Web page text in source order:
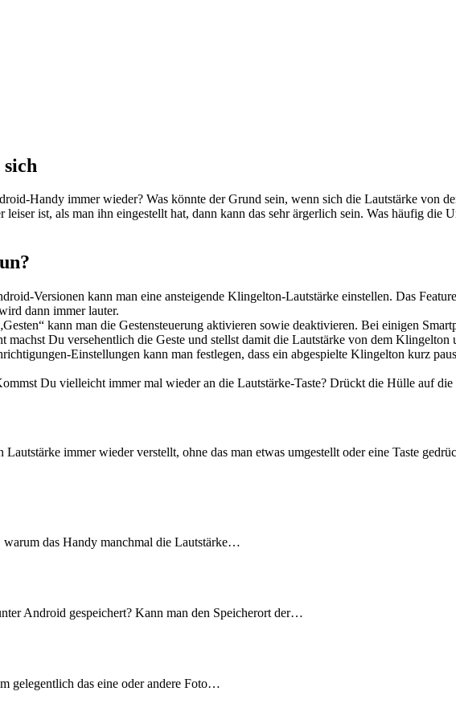
Handy immer wieder? Was könnte der Grund sein, wenn sich die Lautstärke von
ist, als man ihn eingestellt hat, dann kann das sehr ärgerlich sein. Was häufig die
Versionen kann man eine ansteigende Klingelton-Lautstärke einstellen. Das
dann immer lauter.
kann man die Gestensteuerung aktivieren sowie deaktivieren. Bei einigen
Du versehentlich die Geste und stellst damit die Lautstärke von dem Klingelton
Einstellungen kann man festlegen, dass ein abgespielte Klingelton kurz
Du vielleicht immer mal wieder an die Lautstärke-Taste? Drückt die Hülle auf
immer wieder verstellt, ohne das man etwas umgestellt oder eine Taste
das Handy manchmal die Lautstärke…
Android gespeichert? Kann man den Speicherort der…
gelegentlich das eine oder andere Foto…